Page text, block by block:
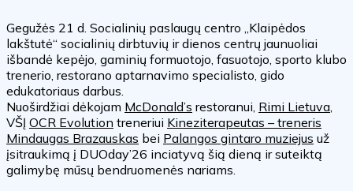
Gegužės 21 d. Socialinių paslaugų centro „Klaipėdos
lakštutė“ socialinių dirbtuvių ir dienos centrų jaunuoliai
išbandė kepėjo, gaminių formuotojo, fasuotojo, sporto klubo
trenerio, restorano aptarnavimo specialisto, gido
edukatoriaus darbus.
Nuoširdžiai dėkojam McDonald’s restoranui, Rimi Lietuva
VŠĮ OCR Evolution treneriui Kineziterapeutas – treneris
Mindaugas Brazauskas bei Palangos gintaro muziejus už
įsitraukimą į DUOday’26 inciatyvą šią dieną ir suteiktą
galimybę mūsų bendruomenės nariams.